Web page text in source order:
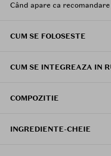
Când apare ca recomandare
CUM SE FOLOSESTE
CUM SE INTEGREAZA IN
COMPOZITIE
INGREDIENTE-CHEIE